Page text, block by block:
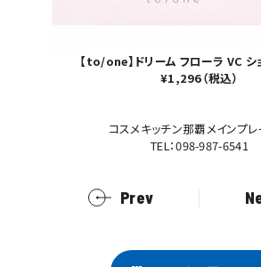
【to/one】ドリーム フローラ VC シ
¥1,296（税込）
コスメキッチン那覇メインプ
TEL：098-987-6541
Prev